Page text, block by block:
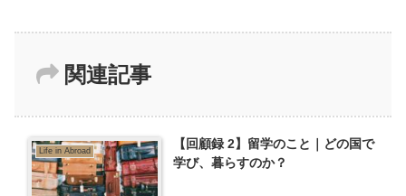
関連記事
Life in Abroad
【回顧録 2】留学のこと｜どの国で
学び、暮らすのか？